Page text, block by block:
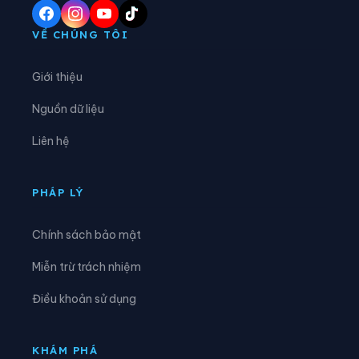
Xã Ba Chẽ
Xã Hoành Mô
Xã Vĩnh Thực
VỀ CHÚNG TÔI
Giới thiệu
Nguồn dữ liệu
Liên hệ
PHÁP LÝ
Chính sách bảo mật
Miễn trừ trách nhiệm
Điều khoản sử dụng
KHÁM PHÁ